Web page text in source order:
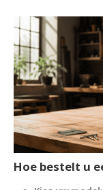
Hoe bestelt u